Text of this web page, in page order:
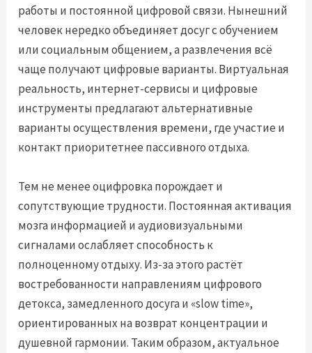
работы и постоянной цифровой связи. Нынешний
человек нередко объединяет досуг с обучением
или социальным общением, а развлечения всё
чаще получают цифровые варианты. Виртуальная
реальность, интернет-сервисы и цифровые
инструменты предлагают альтернативные
варианты осуществления времени, где участие и
контакт приоритетнее пассивного отдыха.
Тем не менее оцифровка порождает и
сопутствующие трудности. Постоянная активация
мозга информацией и аудиовизуальными
сигналами ослабляет способность к
полноценному отдыху. Из-за этого растёт
востребованности направлениям цифрового
детокса, замедленного досуга и «slow time»,
ориентированных на возврат концентрации и
душевной гармонии. Таким образом, актуальное